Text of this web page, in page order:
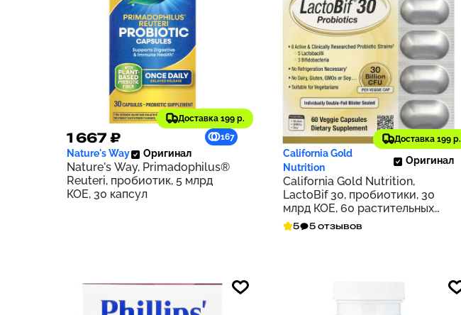
Доставка 199 р.
1 667 ₽ 167
Nature's Way Оригинал
Nature's Way, Primadophilus®
Reuteri, пробиотик, 5 млрд
КОЕ, 30 капсул
Доставка 199 р.
2 793 ₽ 279
California Gold
Nutrition
Оригинал
California Gold Nutrition,
LactoBif 30, пробиотики, 30
млрд КОЕ, 60 растительных
капсул
5 5 отзывов